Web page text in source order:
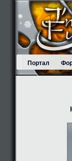
Портал